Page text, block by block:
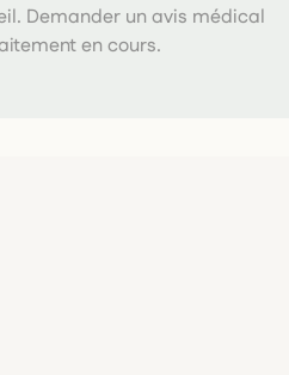
Demander un avis médical
en cours.